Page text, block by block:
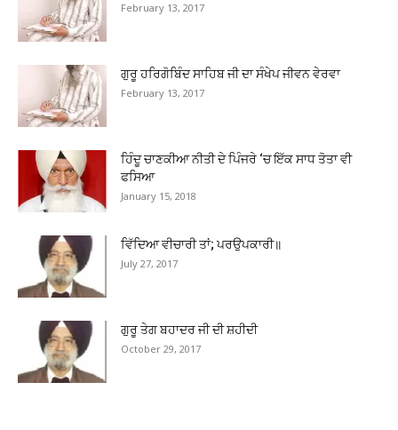
February 13, 2017
ਗੁਰੂ ਹਰਿਗੋਬਿੰਦ ਸਾਹਿਬ ਜੀ ਦਾ ਸੰਖੇਪ ਜੀਵਨ ਵੇਰਵਾ
February 13, 2017
ਹਿੰਦੂ ਚਾਣਕੀਆ ਨੀਤੀ ਦੇ ਪਿੰਜਰੇ ‘ਚ ਇੱਕ ਸਾਧ ਤੋਤਾ ਵੀ
ਫਸਿਆ
January 15, 2018
ਵਿੱਦਿਆ ਵੀਚਾਰੀ ਤਾਂ; ਪਰਉਪਕਾਰੀ॥
July 27, 2017
ਗੁਰੂ ਤੇਗ ਬਹਾਦਰ ਜੀ ਦੀ ਸ਼ਹੀਦੀ
October 29, 2017